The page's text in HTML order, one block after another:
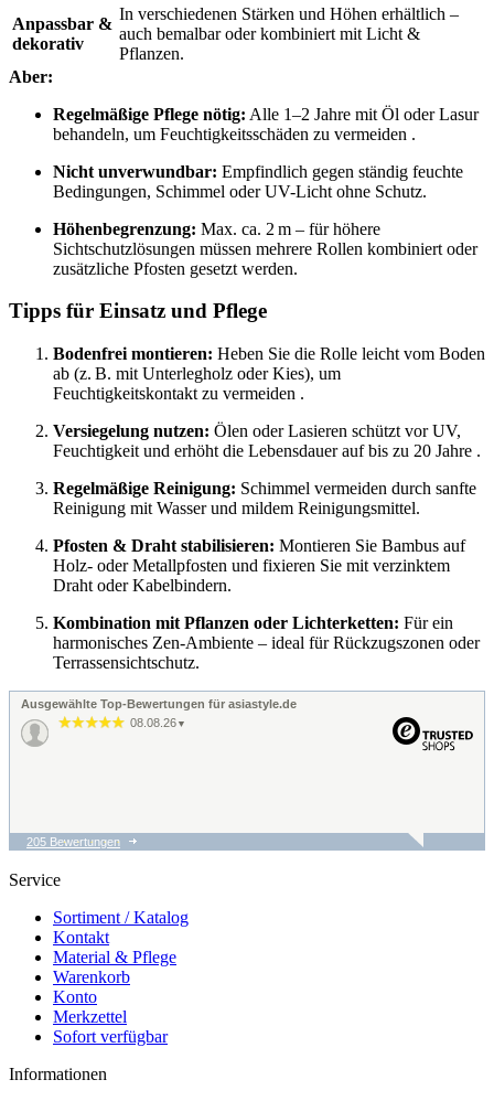
Anpassbar &
dekorativ
In verschiedenen Stärken und Höhen erhältlich –
auch bemalbar oder kombiniert mit Licht &
Pflanzen.
Aber:
Regelmäßige Pflege nötig: Alle 1–2 Jahre mit Öl oder Lasur
behandeln, um Feuchtigkeitsschäden zu vermeiden .
Nicht unverwundbar: Empfindlich gegen ständig feuchte
Bedingungen, Schimmel oder UV-Licht ohne Schutz.
Höhenbegrenzung: Max. ca. 2 m – für höhere
Sichtschutzlösungen müssen mehrere Rollen kombiniert oder
zusätzliche Pfosten gesetzt werden.
Tipps für Einsatz und Pflege
Bodenfrei montieren: Heben Sie die Rolle leicht vom Boden
ab (z. B. mit Unterlegholz oder Kies), um
Feuchtigkeitskontakt zu vermeiden .
Versiegelung nutzen: Ölen oder Lasieren schützt vor UV,
Feuchtigkeit und erhöht die Lebensdauer auf bis zu 20 Jahre .
Regelmäßige Reinigung: Schimmel vermeiden durch sanfte
Reinigung mit Wasser und mildem Reinigungsmittel.
Pfosten & Draht stabilisieren: Montieren Sie Bambus auf
Holz- oder Metallpfosten und fixieren Sie mit verzinktem
Draht oder Kabelbindern.
Kombination mit Pflanzen oder Lichterketten: Für ein
harmonisches Zen-Ambiente – ideal für Rückzugszonen oder
Terrassensichtschutz.
Ausgewählte Top-Bewertungen für asiastyle.de
08.08.26 ▼
07.08.26 ▼
Teleskopstange
Gute Qualität zum
vernünftigen Preis !
205 Bewertungen
Service
Sortiment / Katalog
Kontakt
Material & Pflege
Warenkorb
Konto
Merkzettel
Sofort verfügbar
Informationen